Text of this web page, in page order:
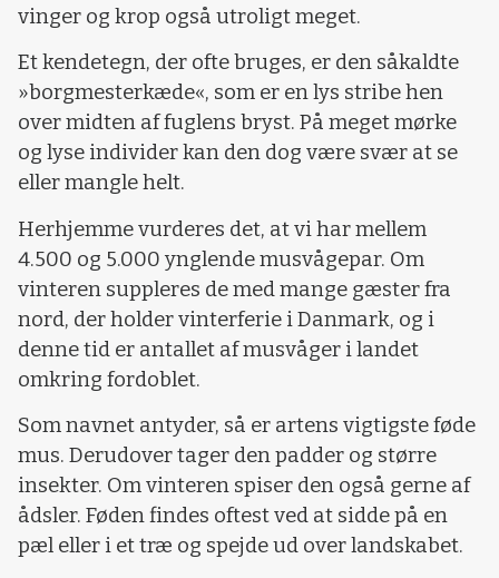
vinger og krop også utroligt meget.
Et kendetegn, der ofte bruges, er den såkaldte
»borgmesterkæde«, som er en lys stribe hen
over midten af fuglens bryst. På meget mørke
og lyse individer kan den dog være svær at se
eller mangle helt.
Herhjemme vurderes det, at vi har mellem
4.500 og 5.000 ynglende musvågepar. Om
vinteren suppleres de med mange gæster fra
nord, der holder vinterferie i Danmark, og i
denne tid er antallet af musvåger i landet
omkring fordoblet.
Som navnet antyder, så er artens vigtigste føde
mus. Derudover tager den padder og større
insekter. Om vinteren spiser den også gerne af
ådsler. Føden findes oftest ved at sidde på en
pæl eller i et træ og spejde ud over landskabet.